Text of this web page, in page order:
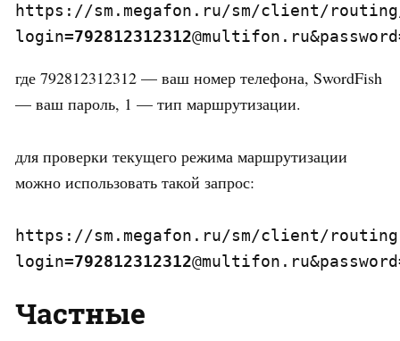
https://sm.megafon.ru/sm/client/
login=792812312312
где 792812312312 — ваш номер телефона, SwordFish
— ваш пароль, 1 — тип маршрутизации.
для проверки текущего режима маршрутизации
можно использовать такой запрос:
https://sm.megafon.ru/sm/client/
login=792812312312
Частные